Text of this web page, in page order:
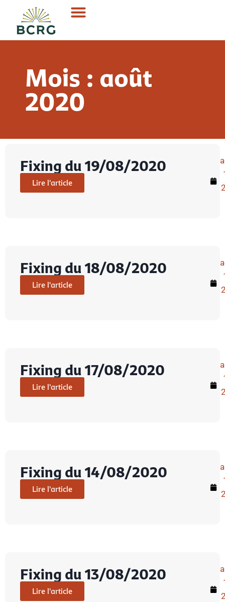
Mois : août
2020
Fixing du 19/08/2020
Lire l'article
Fixing du 18/08/2020
Lire l'article
Fixing du 17/08/2020
Lire l'article
Fixing du 14/08/2020
Lire l'article
Fixing du 13/08/2020
Lire l'article